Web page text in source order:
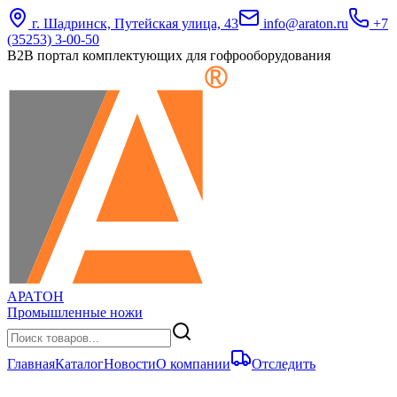
г. Шадринск, Путейская улица, 43 info@araton.ru
+7
(35253) 3-00-50
B2B портал комплектующих для гофрооборудования
АРАТОН
Промышленные ножи
ГлавнаяКаталогНовостиО компании Отследить